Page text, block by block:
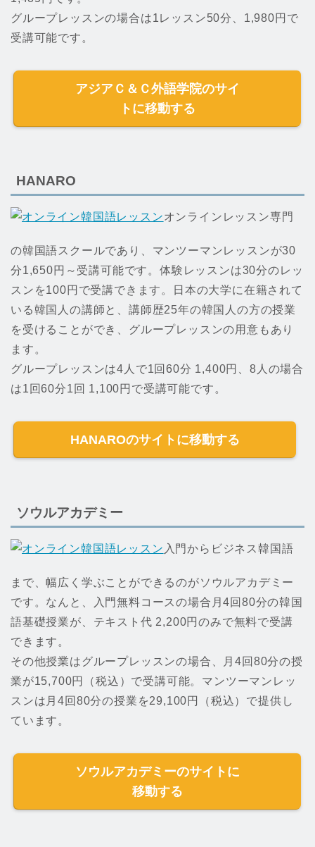
グループレッスンの場合は1レッスン50分、1,980円で
受講可能です。
アジアＣ＆Ｃ外語学院のサイ
トに移動する
HANARO
オンラインレッスン専門
の韓国語スクールであり、マンツーマンレッスンが30
分1,650円～受講可能です。体験レッスンは30分のレッ
スンを100円で受講できます。日本の大学に在籍されて
いる韓国人の講師と、講師歴25年の韓国人の方の授業
を受けることができ、グループレッスンの用意もあり
ます。
グループレッスンは4人で1回60分 1,400円、8人の場合
は1回60分1回 1,100円で受講可能です。
HANAROのサイトに移動する
ソウルアカデミー
入門からビジネス韓国語
まで、幅広く学ぶことができるのがソウルアカデミー
です。なんと、入門無料コースの場合月4回80分の韓国
語基礎授業が、テキスト代 2,200円のみで無料で受講
できます。
その他授業はグループレッスンの場合、月4回80分の授
業が15,700円（税込）で受講可能。マンツーマンレッ
スンは月4回80分の授業を29,100円（税込）で提供し
ています。
ソウルアカデミーのサイトに
移動する